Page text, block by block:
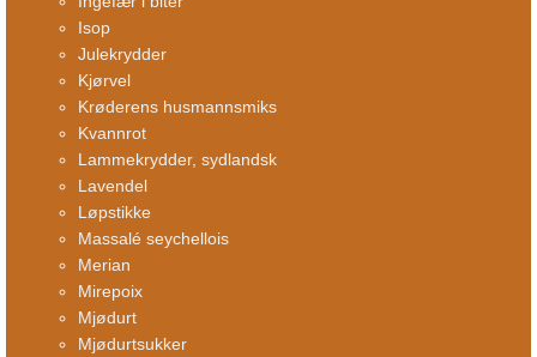
Isop
Julekrydder
Kjørvel
Krøderens husmannsmiks
Kvannrot
Lammekrydder, sydlandsk
Lavendel
Løpstikke
Massalé seychellois
Merian
Mirepoix
Mjødurt
Mjødurtsukker